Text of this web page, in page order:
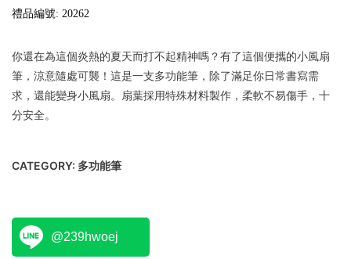
禮品編號: 20262
你還在為這個炎熱的夏天而打不起精神嗎？有了這個便攜的小風扇
筆，涼意隨處可襲！這是一支多功能筆，除了滿足你日常書寫需
求，還能變身小風扇。扇葉採用特殊材料製作，柔軟不易傷手，十
分安全。
CATEGORY: 多功能筆
@239hwoej